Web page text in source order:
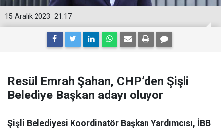
21:17
15 Aralık 2023
Resül Emrah Şahan, CHP’den Şişli
Belediye Başkan adayı oluyor
Şişli Belediyesi Koordinatör Başkan Yardımcısı, İBB